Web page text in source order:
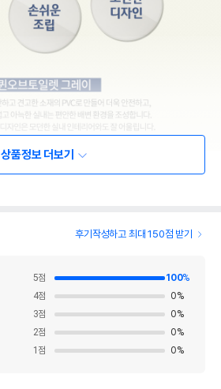
상품정보 더보기
후기작성하고 최대 150점 받기
5점 100%
4점 0%
3점 0%
2점 0%
1 점 0%